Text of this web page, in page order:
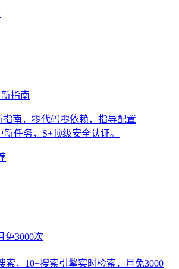
指南
南，零代码零依赖，指导配置
任务，S+顶级安全认证。
免3000次
索，10+搜索引擎实时检索，月免3000